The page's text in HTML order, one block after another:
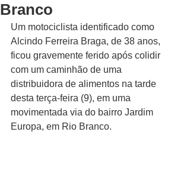
Branco
Um motociclista identificado como
Alcindo Ferreira Braga, de 38 anos,
ficou gravemente ferido após colidir
com um caminhão de uma
distribuidora de alimentos na tarde
desta terça-feira (9), em uma
movimentada via do bairro Jardim
Europa, em Rio Branco.